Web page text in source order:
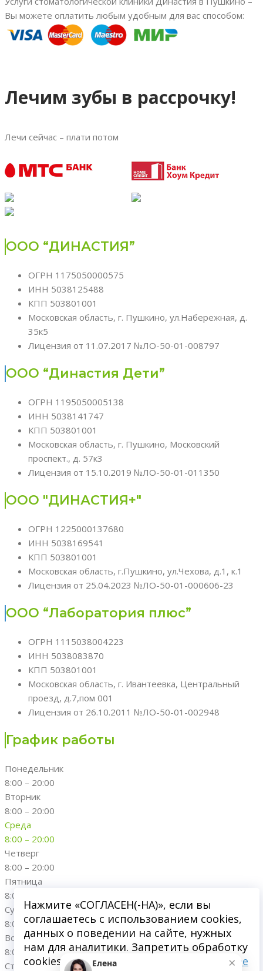
Вы можете оплатить любым удобным для вас способом:
Лечим зубы в рассрочку!
Лечи сейчас – плати потом
ООО “ДИНАСТИЯ”
ОГРН 1175050000575
ИНН 5038125488
КПП 503801001
Московская область, г. Пушкино, ул.Набережная, д.
35к5
Лицензия от 11.07.2017 №ЛО-50-01-008797
ООО “Династия Дети”
ОГРН 1195050005138
ИНН 5038141747
КПП 503801001
Московская область, г. Пушкино, Московский
проспект., д. 57к3
Лицензия от 15.10.2019 №ЛО-50-01-011350
ООО "ДИНАСТИЯ+"
ОГРН 1225000137680
ИНН 5038169541
КПП 503801001
Московская область, г.Пушкино, ул.Чехова, д.1, к.1
Лицензия от 25.04.2023 №ЛО-50-01-000606-23
ООО “Лаборатория плюс”
ОГРН 1115038004223
ИНН 5038083870
КПП 503801001
Московская область, г. Ивантеевка, Центральный
проезд, д.7,пом 001
Лицензия от 26.10.2011 №ЛО-50-01-002948
График работы
Понедельник
8:00 – 20:00
Вторник
8:00 – 20:00
Среда
8:00 – 20:00
Четверг
8:00 – 20:00
Пятница
8:00 – 20:00
Суббота
8:00 – 20:00
Воскресенье
8:00 – 20:00
Стоматологическая клиника "Династия"; 2016-
. Все
Нажмите «СОГЛАСЕН(-НА)», если вы
соглашаетесь с использованием cookies,
данных о поведении на сайте, нужных
нам для аналитики. Запретить обработку
cookies можете через браузер.
Подробнее
×
Елена